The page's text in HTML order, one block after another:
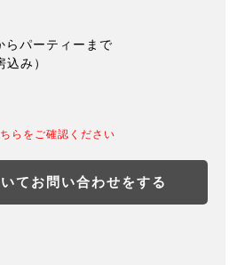
らパーティーまで
み）
らをご確認ください
てお問い合わせをする